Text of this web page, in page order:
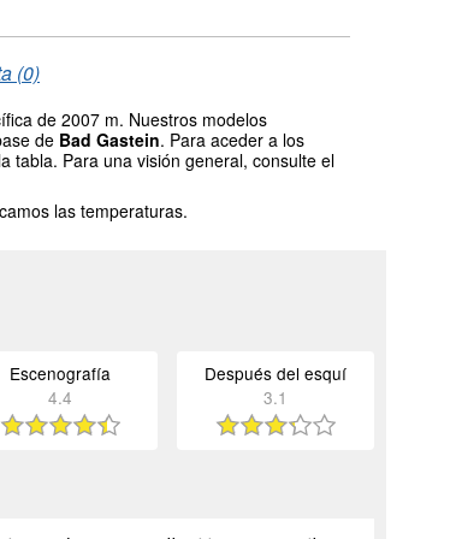
(0)
de 2007 m. Nuestros modelos
de Bad Gastein. Para aceder a los
tabla. Para una visión general, consulte el
las temperaturas.
Escenografía
4.4
Después del esquí
3.1